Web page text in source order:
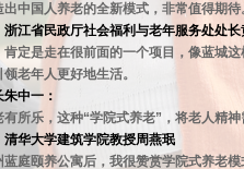
中国人养老的全新模式，非常值得期待
江省民政厅社会福利与老年服务处处长
定是走在很前面的一个项目，像蓝城
老年人更好地生活。
中一：
所乐，这种“学院式养老”，将老人精
华大学建筑学院教授周燕珉
蓝庭颐养公寓后，我很赞赏学院式养老